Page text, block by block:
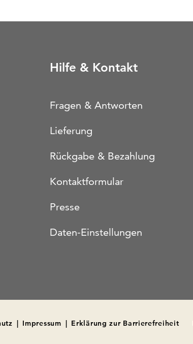
Hilfe & Kontakt
Fragen & Antworten
Lieferung
Rückgabe & Bezahlung
Kontaktformular
Presse
Daten-Einstellungen
| Impressum | Erklärung zur Barrierefreiheit